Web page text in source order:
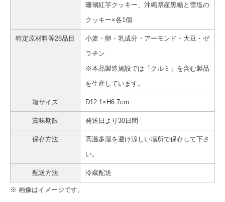
珊瑚紅芋クッキー、沖縄県産黒糖と雪塩の
クッキー×各1個
特定原材料等28品目
小麦・卵・乳成分・アーモンド・大豆・ゼ
ラチン
※本品製造施設では「クルミ」を含む製品
を生産しています。
箱サイズ D12.1×H6.7cm
賞味期限 発送日より30日間
保存方法
高温多湿を避け涼しい場所で保存して下さ
い。
配送方法 冷蔵配送
※ 画像はイメージです。